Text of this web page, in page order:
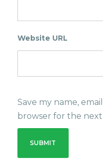
Website URL
Save my name,
browser for the